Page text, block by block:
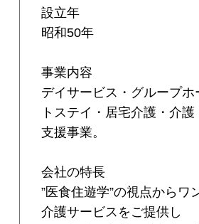
設立年
昭和50年
事業内容
デイサービス・グループホ
トステイ・居宅介護・介護
支援事業。
会社の特長
”医食住遊学”の視点からワ
介護サービスをご提供し